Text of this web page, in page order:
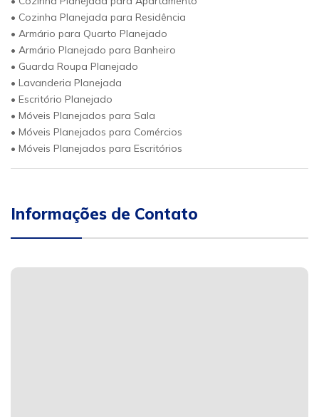
• Cozinha Planejada para Residência
• Armário para Quarto Planejado
• Armário Planejado para Banheiro
• Guarda Roupa Planejado
• Lavanderia Planejada
• Escritório Planejado
• Móveis Planejados para Sala
• Móveis Planejados para Comércios
• Móveis Planejados para Escritórios
Informações de Contato